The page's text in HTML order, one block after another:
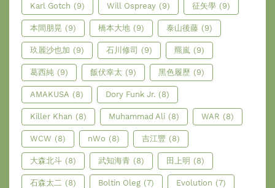
Karl Gotch (9) Will Ospreay (9) 征矢學 (9)
本間朋晃 (9) 橋本大地 (9) 泰山後藤 (9)
玖麗沙也加 (9) 石川修司 (9) 羆嵐 (9)
葛西純 (9) 飯伏幸太 (9) 黑色履歷 (9)
AMAKUSA (8) Dory Funk Jr. (8)
Killer Khan (8) Muhammad Ali (8) WAR (8)
WCW (8) nWo (8) 吉江豐 (8)
大森北斗 (8) 武知海青 (8) 田上明 (8)
石森太二 (8) Boltin Oleg (7) Evolution (7)